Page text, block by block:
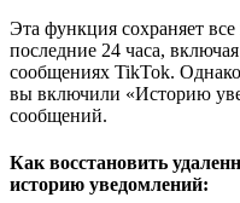
Эта функция сохраняет
последние 24 часа,
сообщениях TikTok. Однако
вы включили «Историю
сообщений.
Как восстановить
историю уведомлений: